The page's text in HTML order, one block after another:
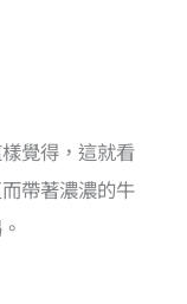
覺得，這就看
帶著濃濃的牛